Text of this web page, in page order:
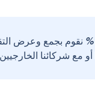
نقوم بجمع وعرض